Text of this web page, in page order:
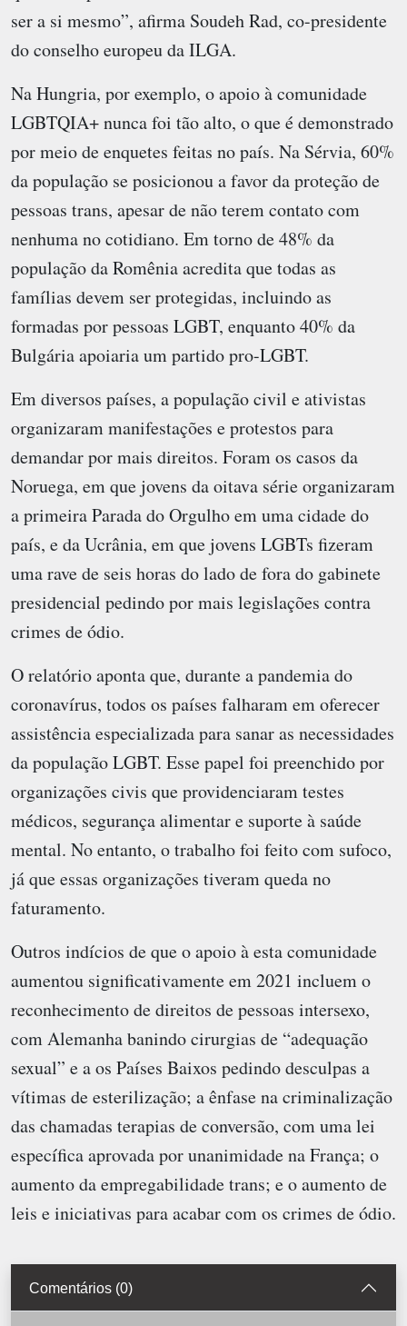
ser a si mesmo”, afirma Soudeh Rad, co-presidente
do conselho europeu da ILGA.
Na Hungria, por exemplo, o apoio à comunidade
LGBTQIA+ nunca foi tão alto, o que é demonstrado
por meio de enquetes feitas no país. Na Sérvia, 60%
da população se posicionou a favor da proteção de
pessoas trans, apesar de não terem contato com
nenhuma no cotidiano. Em torno de 48% da
população da Romênia acredita que todas as
famílias devem ser protegidas, incluindo as
formadas por pessoas LGBT, enquanto 40% da
Bulgária apoiaria um partido pro-LGBT.
Em diversos países, a população civil e ativistas
organizaram manifestações e protestos para
demandar por mais direitos. Foram os casos da
Noruega, em que jovens da oitava série organizaram
a primeira Parada do Orgulho em uma cidade do
país, e da Ucrânia, em que jovens LGBTs fizeram
uma rave de seis horas do lado de fora do gabinete
presidencial pedindo por mais legislações contra
crimes de ódio.
O relatório aponta que, durante a pandemia do
coronavírus, todos os países falharam em oferecer
assistência especializada para sanar as necessidades
da população LGBT. Esse papel foi preenchido por
organizações civis que providenciaram testes
médicos, segurança alimentar e suporte à saúde
mental. No entanto, o trabalho foi feito com sufoco,
já que essas organizações tiveram queda no
faturamento.
Outros indícios de que o apoio à esta comunidade
aumentou significativamente em 2021 incluem o
reconhecimento de direitos de pessoas intersexo,
com Alemanha banindo cirurgias de “adequação
sexual” e a os Países Baixos pedindo desculpas a
vítimas de esterilização; a ênfase na criminalização
das chamadas terapias de conversão, com uma lei
específica aprovada por unanimidade na França; o
aumento da empregabilidade trans; e o aumento de
leis e iniciativas para acabar com os crimes de ódio.
Comentários (0)